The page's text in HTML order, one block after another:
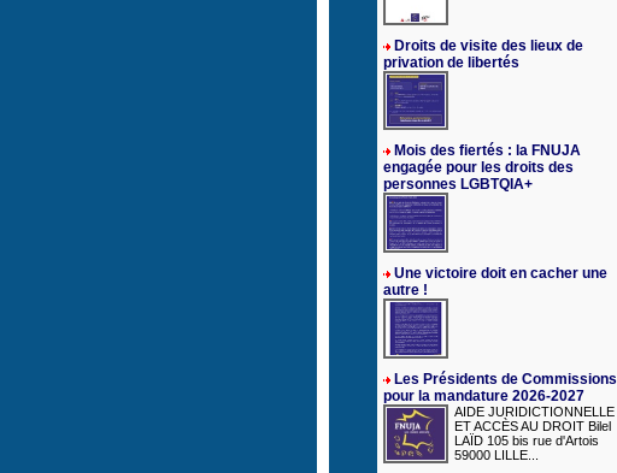
Droits de visite des lieux de
privation de libertés
Mois des fiertés : la FNUJA
engagée pour les droits des
personnes LGBTQIA+
Une victoire doit en cacher une
autre !
Les Présidents de Commissions
pour la mandature 2026-2027
AIDE JURIDICTIONNELLE
ET ACCÈS AU DROIT Bilel
LAÏD 105 bis rue d'Artois
59000 LILLE...